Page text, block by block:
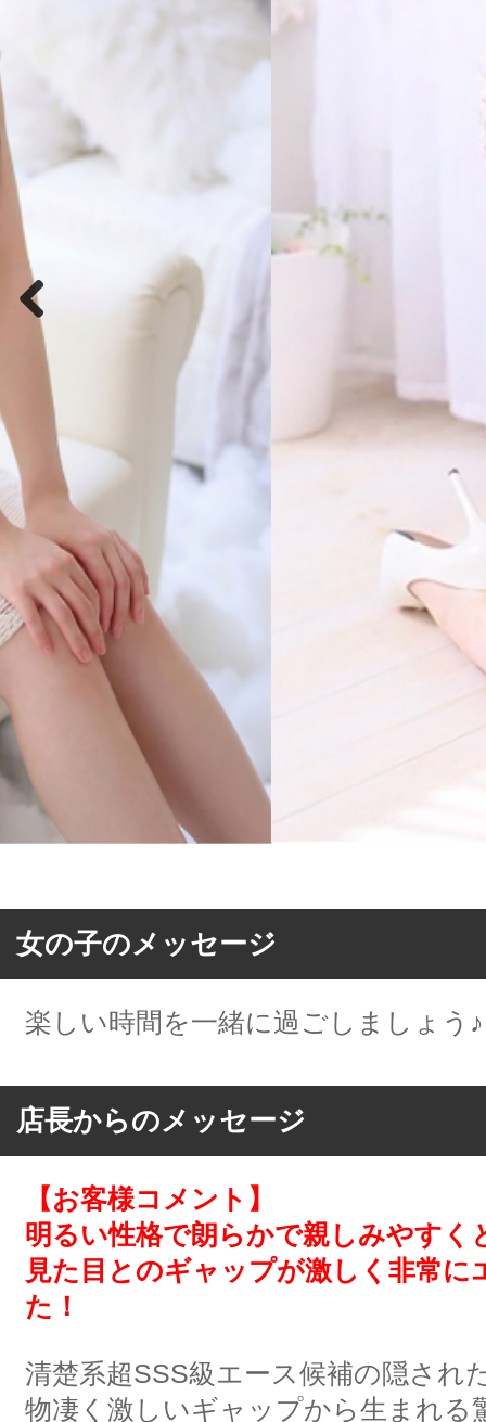
女の子のメッセージ
楽しい時間を一緒に過ごしましょう♪
店長からのメッセージ
【お客様コメント】
明るい性格で朗らかで親しみやすく
見た目とのギャップが激しく非常に
た！
清楚系超SSS級エース候補の隠され
物凄く激しいギャップから生